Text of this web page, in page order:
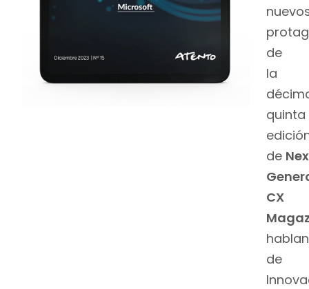
de
la
quinta
de
CX
hablan
de